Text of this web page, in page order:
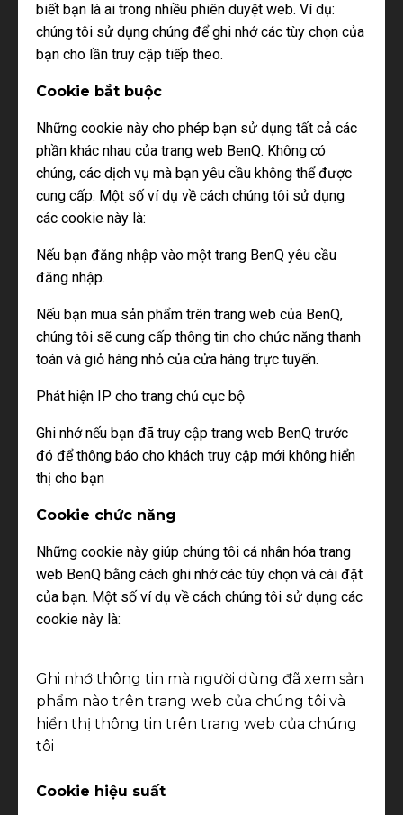
biết bạn là ai trong nhiều phiên duyệt web. Ví dụ:
chúng tôi sử dụng chúng để ghi nhớ các tùy chọn của
bạn cho lần truy cập tiếp theo.
Cookie bắt buộc
Những cookie này cho phép bạn sử dụng tất cả các
phần khác nhau của trang web BenQ. Không có
chúng, các dịch vụ mà bạn yêu cầu không thể được
cung cấp. Một số ví dụ về cách chúng tôi sử dụng
các cookie này là:
Nếu bạn đăng nhập vào một trang BenQ yêu cầu
đăng nhập.
Nếu bạn mua sản phẩm trên trang web của BenQ,
chúng tôi sẽ cung cấp thông tin cho chức năng thanh
toán và giỏ hàng nhỏ của cửa hàng trực tuyến.
Phát hiện IP cho trang chủ cục bộ
Ghi nhớ nếu bạn đã truy cập trang web BenQ trước
đó để thông báo cho khách truy cập mới không hiển
thị cho bạn
Cookie chức năng
Những cookie này giúp chúng tôi cá nhân hóa trang
web BenQ bằng cách ghi nhớ các tùy chọn và cài đặt
của bạn. Một số ví dụ về cách chúng tôi sử dụng các
cookie này là:
Ghi nhớ thông tin mà người dùng đã xem sản
phẩm nào trên trang web của chúng tôi và
hiển thị thông tin trên trang web của chúng
tôi
Cookie hiệu suất